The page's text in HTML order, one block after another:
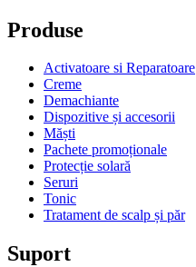
Produse
Activatoare si Reparatoare
Creme
Demachiante
Dispozitive și accesorii
Măști
Pachete promoționale
Protecție solară
Seruri
Tonic
Tratament de scalp și păr
Suport